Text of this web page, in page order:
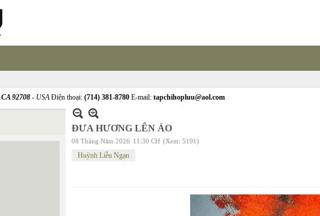
CA 92708 - USAĐiện thoại: (714) 381-8780 E-mail: tapchihopluu@aol.com
ĐƯA HƯƠNG LÊN ÁO
08 Tháng Năm 2026 11:30 CH (Xem: 5191)
Huỳnh Liễu Ngạn